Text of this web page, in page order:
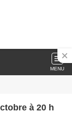
MENU
à 20 h